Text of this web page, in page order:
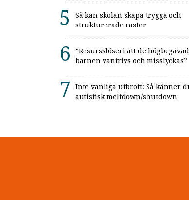
Så kan skolan skapa trygga och
strukturerade raster
”Resursslöseri att de
barnen vantrivs och misslyckas”
Inte vanliga utbrott: Så känner
autistisk meltdown/shutdown